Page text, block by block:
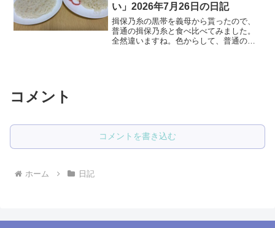
い」2026年7月26日の日記
揖保乃糸の黒帯を義母から貰ったので、
普通の揖保乃糸と食べ比べてみました。
全然違いますね。色からして、普通の揖
コメント
コメントを書き込む
ホーム 日記